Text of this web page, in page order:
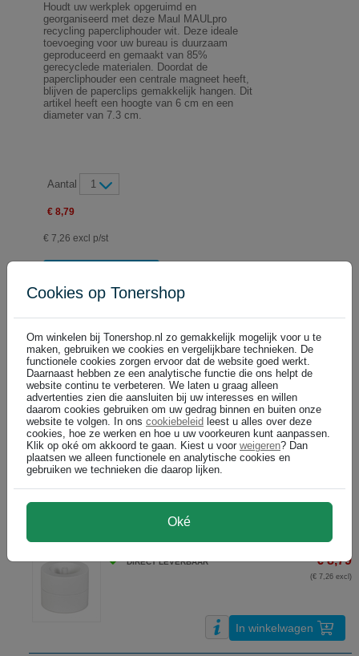
Houdt uw werkplek opgeruimd en
georganiseerd met deze Maul MAULpro
recycling papercliphouder wit. Deze ideale
toevoeging voor uw bureau is duurzaam
geproduceerd en gemaakt van 85%
gerecyclede materialen. Doordat de
papercliphouder een centrale magneet heeft,
blijven de paperclips gemakkelijk hangen. Dit
artikel heeft een hoogte van 6 cm en een
diameter van 7.3 cm.
Aantal 1
€ 8,79
€ 7,26 excl p/st
€ 8,79
(€ 7,26 excl)
In winkelwagen
Maul MAULpro recycling papercliphouder / rood
DIRECT LEVERBAAR € 8,79
Maul MAULpro recycling papercliphouder / wit
DIRECT LEVERBAAR € 8,79
(€ 7,26 excl)
In winkelwagen
Cookies op Tonershop
Om winkelen bij Tonershop.nl zo gemakkelijk mogelijk voor u te
maken, gebruiken we cookies en vergelijkbare technieken. De
functionele cookies zorgen ervoor dat de website goed werkt.
Daarnaast hebben ze een analytische functie die ons helpt de
website continu te verbeteren. We laten u graag alleen
advertenties zien die aansluiten bij uw interesses en willen
daarom cookies gebruiken om uw gedrag binnen en buiten onze
website te volgen. In ons cookiebeleid leest u alles over deze
cookies, hoe ze werken en hoe u uw voorkeuren kunt aanpassen.
Klik op oké om akkoord te gaan. Kiest u voor weigeren? Dan
plaatsen we alleen functionele en analytische cookies en
gebruiken we technieken die daarop lijken.
Oké